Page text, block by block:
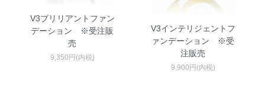
V3ブリリアントファン
デーション ※受注販
売
9,350円(内税)
V3インテリジェントフ
ァンデーション ※受
注販売
9,900円(内税)